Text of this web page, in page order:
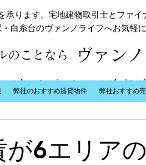
ります。宅地建物取引士とファ
白糸台のヴァンノライフへお気軽に
のことなら ヴァン
弊社のおすすめ賃貸物件 弊社おすすめ
キャンペーン イベン
6エリア